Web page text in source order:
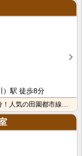
）駅 徒歩8分